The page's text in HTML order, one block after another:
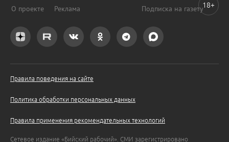
О проекте Реклама Подписка на газету
Правила поведения на сайте
Политика обработки персональных данных
Правила применения рекомендательных технологий
Сетевое издание «Бийский рабочий». СМИ зарегистрировано
18+